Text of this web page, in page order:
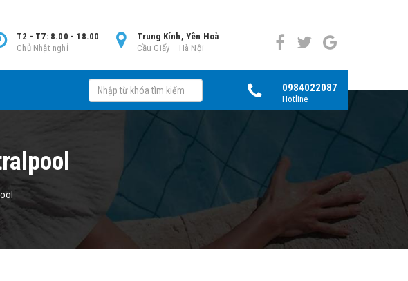
Trung Kính, Yên Hoà
Cầu Giấy – Hà Nội
T2 - T7: 8.00 - 18.00
Chủ Nhật nghỉ
0984022087
Hotline